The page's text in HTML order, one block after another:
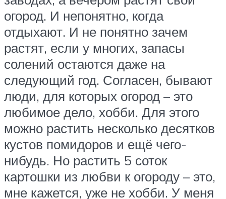
огород. И непонятно, когда
отдыхают. И не понятно зачем
растят, если у многих, запасы
солений остаются даже на
следующий год. Согласен, бывают
люди, для которых огород – это
любимое дело, хобби. Для этого
можно растить несколько десятков
кустов помидоров и ещё чего-
нибудь. Но растить 5 соток
картошки из любви к огороду – это,
мне кажется, уже не хобби. У меня